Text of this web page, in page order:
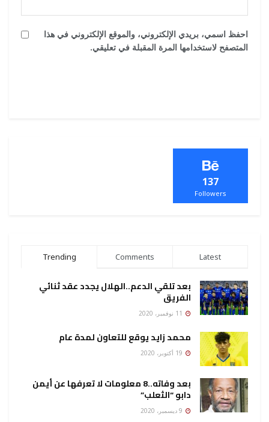
احفظ اسمي، بريدي الإلكتروني، والموقع الإلكتروني في هذا
المتصفح لاستخدامها المرة المقبلة في تعليقي.
137
Followers
Trending Comments Latest
بعد تلقي الدعم..الهلال يجدد عقد ثنائي
الفريق
محمد زايد يوقع للتعاون لمدة عام
بعد وفاته..8 معلومات لا تعرفها عن أيمن
دابو “الثعلب”